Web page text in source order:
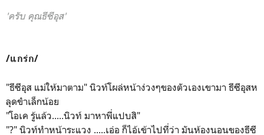
'ครับ คุณธีซีอุส'
/แกร่ก/
"ธีซีอุส แม่ให้มาตาม" นิวท์โผล่หน้าง่วงๆของตัวเองเขามา ธีซีอุสห
ลุดขำเล็กน้อย
"โอเค รู้แล้ว.....นิวท์ มาหาพี่แปบสิ"
"?" นิวท์ทำหน้าระแวง .....เอ่อ ก็ไอ้เข้าไปที่ว่า มันห้องนอนของธีซี